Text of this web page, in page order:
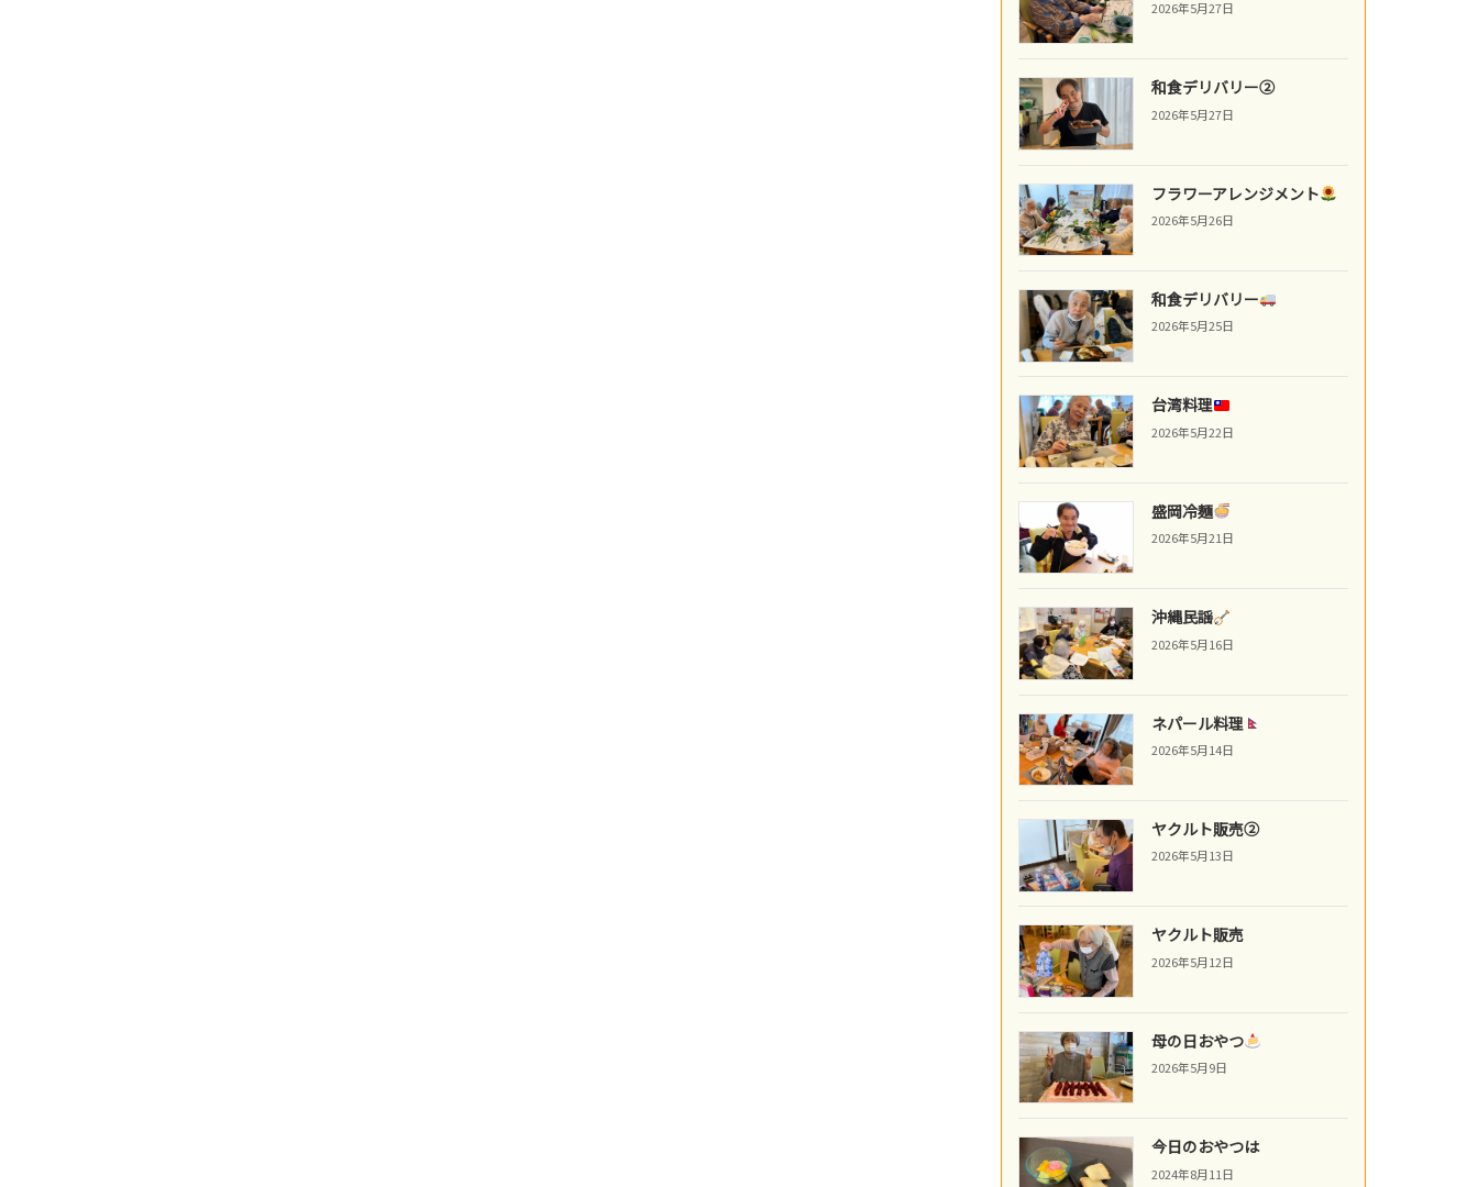
2026年5月27日
和食デリバリー②
2026年5月27日
フラワーアレンジメント
2026年5月26日
和食デリバリー
2026年5月25日
台湾料理
2026年5月22日
盛岡冷麺
2026年5月21日
沖縄民謡
2026年5月16日
ネパール料理
2026年5月14日
ヤクルト販売②
2026年5月13日
ヤクルト販売
2026年5月12日
母の日おやつ
2026年5月9日
今日のおやつは
2024年8月11日